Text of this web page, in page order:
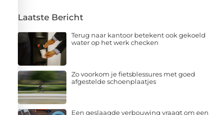
Laatste Bericht
Terug naar kantoor betekent ook gekoeld
water op het werk checken
Zo voorkom je fietsblessures met goed
afgestelde schoenplaatjes
Een geslaagde verbouwing vraagt om een